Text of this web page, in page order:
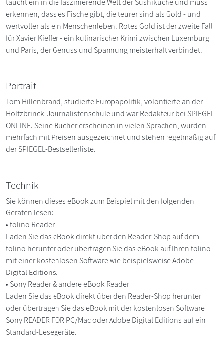
erkennen, dass es Fische gibt, die teurer sind als Gold - und
wertvoller als ein Menschenleben. Rotes Gold ist der zweite Fall
für Xavier Kieffer - ein kulinarischer Krimi zwischen Luxemburg
und Paris, der Genuss und Spannung meisterhaft verbindet.
Portrait
Tom Hillenbrand, studierte Europapolitik, volontierte an der
Holtzbrinck-Journalistenschule und war Redakteur bei SPIEGEL
ONLINE. Seine Bücher erscheinen in vielen Sprachen, wurden
mehrfach mit Preisen ausgezeichnet und stehen regelmäßig auf
der SPIEGEL-Bestsellerliste.
Technik
Sie können dieses eBook zum Beispiel mit den folgenden
Geräten lesen:
• tolino Reader
Laden Sie das eBook direkt über den Reader-Shop auf dem
tolino herunter oder übertragen Sie das eBook auf Ihren tolino
mit einer kostenlosen Software wie beispielsweise Adobe
Digital Editions.
• Sony Reader & andere eBook Reader
Laden Sie das eBook direkt über den Reader-Shop herunter
oder übertragen Sie das eBook mit der kostenlosen Software
Sony READER FOR PC/Mac oder Adobe Digital Editions auf ein
Standard-Lesegeräte.